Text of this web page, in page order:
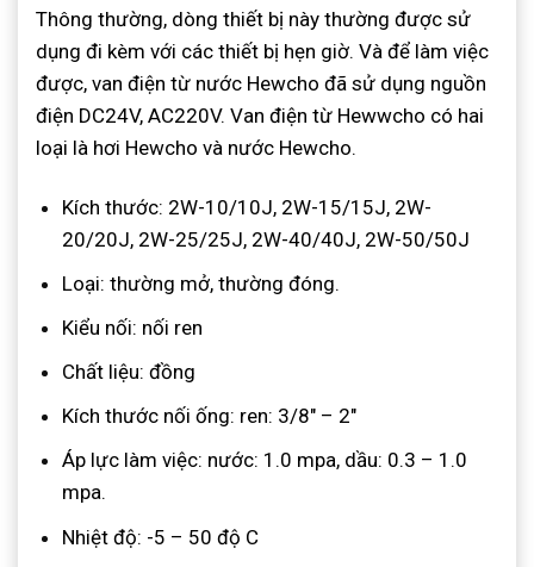
Thông thường, dòng thiết bị này thường được sử
dụng đi kèm với các thiết bị hẹn giờ. Và để làm việc
được, van điện từ nước Hewcho đã sử dụng nguồn
điện DC24V, AC220V. Van điện từ Hewwcho có hai
loại là hơi Hewcho và nước Hewcho.
Kích thước: 2W-10/10J, 2W-15/15J, 2W-
20/20J, 2W-25/25J, 2W-40/40J, 2W-50/50J
Loại: thường mở, thường đóng.
Kiểu nối: nối ren
Chất liệu: đồng
Kích thước nối ống: ren: 3/8″ – 2″
Áp lực làm việc: nước: 1.0 mpa, dầu: 0.3 – 1.0
mpa.
Nhiệt độ: -5 – 50 độ C